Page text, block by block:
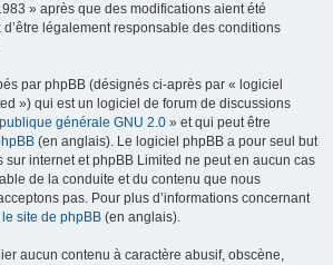
» après que des modifications aient été
légalement responsable des conditions
par phpBB (désignés ci-après par « logiciel
») qui est un logiciel de forum de discussions
générale GNU 2.0 » et qui peut être
(en anglais). Le logiciel phpBB a pour seul but
sur internet et phpBB Limited ne peut en aucun cas
de la conduite et du contenu que nous
pas. Pour plus d’informations concernant
le site de phpBB (en anglais).
aucun contenu à caractère abusif, obscène,